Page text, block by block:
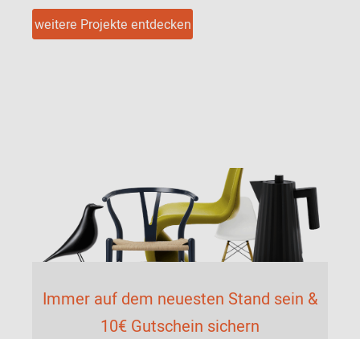
weitere Projekte entdecken
Immer auf dem neuesten Stand sein &
10€ Gutschein sichern